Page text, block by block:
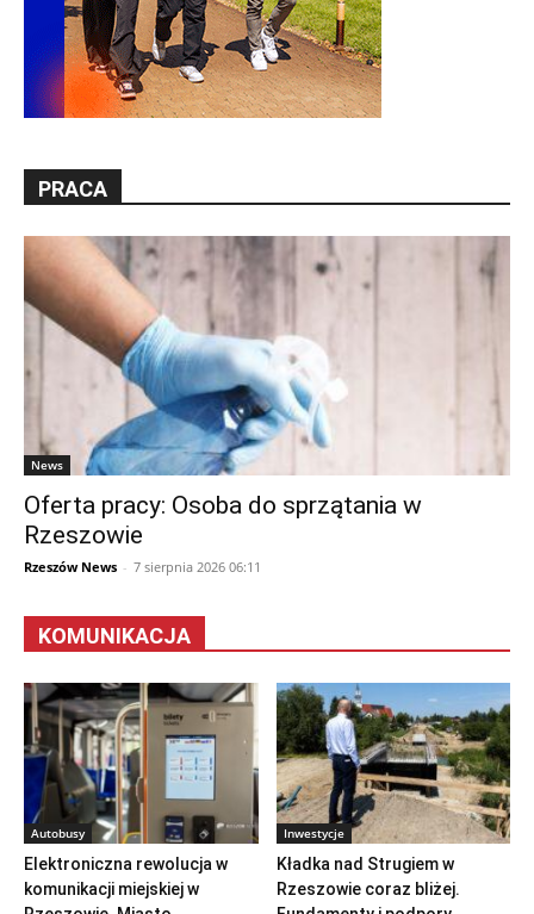
PRACA
News
Oferta pracy: Osoba do sprzątania w
Rzeszowie
Rzeszów News - 7 sierpnia 2026 06:11
KOMUNIKACJA
Autobusy
Elektroniczna rewolucja w
komunikacji miejskiej w
Inwestycje
Kładka nad Strugiem w
Rzeszowie coraz bliżej.